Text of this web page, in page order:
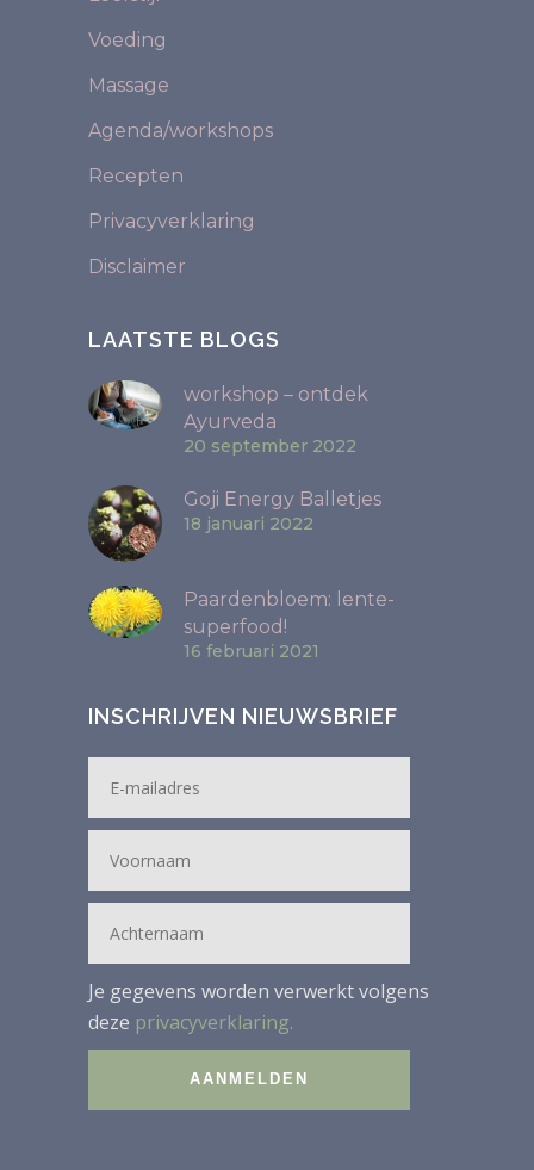
Voeding
Massage
Agenda/workshops
Recepten
Privacyverklaring
Disclaimer
LAATSTE BLOGS
workshop – ontdek
Ayurveda
20 september 2022
Goji Energy Balletjes
18 januari 2022
Paardenbloem: lente-
superfood!
16 februari 2021
INSCHRIJVEN NIEUWSBRIEF
Je gegevens worden verwerkt volgens
deze privacyverklaring.